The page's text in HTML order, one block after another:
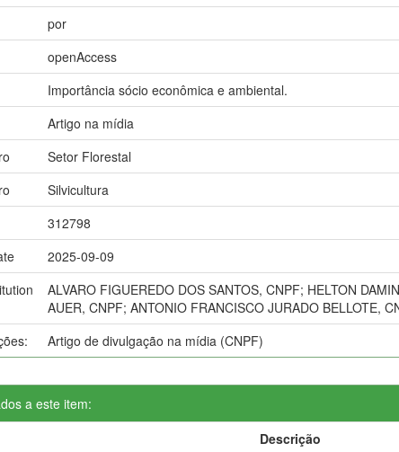
por
openAccess
Importância sócio econômica e ambiental.
Artigo na mídia
Setor Florestal
Silvicultura
312798
2025-09-09
ALVARO FIGUEREDO DOS SANTOS, CNPF; HELTON
AUER, CNPF; ANTONIO FRANCISCO JURADO BELLOTE,
Artigo de divulgação na mídia (CNPF)
a este item:
Descrição